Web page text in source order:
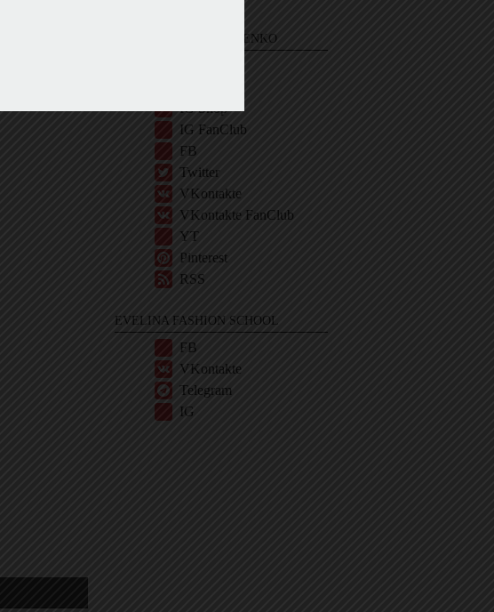
EVELINA KHROMTCHENKO
IG Shop
IG FanClub
FB
Twitter
VKontakte
VKontakte FanClub
YT
Pinterest
RSS
EVELINA FASHION SCHOOL
FB
VKontakte
Telegram
IG